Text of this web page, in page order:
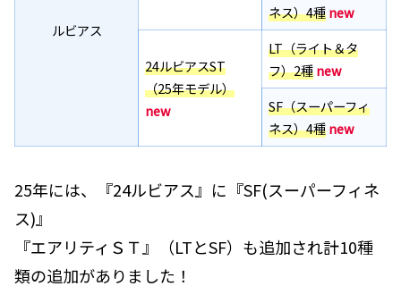
ルビアス
ネス）4種new
24ルビアスST
（25年モデル）
new
LT（ライト＆タ
フ）2種new
SF（スーパーフィ
ネス）4種new
25年には、『24ルビアス』に『SF(スーパーフィネ
ス)』
『エアリティＳＴ』（LTとSF）も追加され計10種
類の追加がありました！